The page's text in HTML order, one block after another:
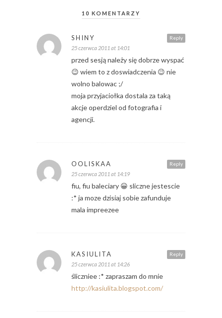
10 KOMENTARZY
Reply
SHINY
25 czerwca 2011 at 14:01
przed sesją należy się dobrze wyspać
😉 wiem to z doswiadczenia 😉 nie
wolno balowac ;/
moja przyjaciołka dostala za taką
akcje operdziel od fotografia i
agencji.
Reply
OOLISKAA
25 czerwca 2011 at 14:19
fiu, fiu baleciary 😀 sliczne jestescie
:* ja moze dzisiaj sobie zafunduje
mala impreezee
Reply
KASIULITA
25 czerwca 2011 at 14:26
śliczniee :* zapraszam do mnie
http://kasiulita.blogspot.com/